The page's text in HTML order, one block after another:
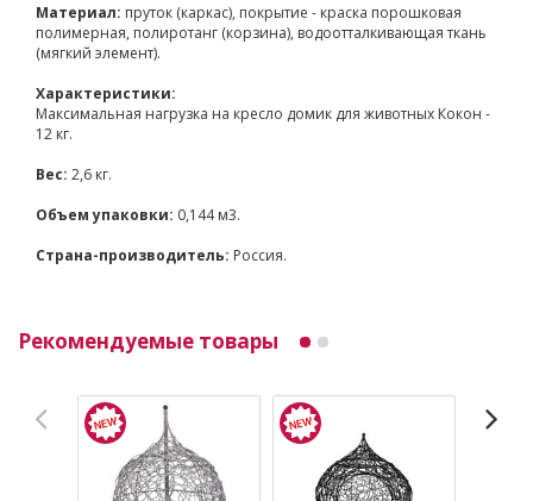
Материал: пруток (каркас), покрытие - краска порошковая
полимерная, полиротанг (корзина), водоотталкивающая ткань
(мягкий элемент).
Характеристики:
Максимальная нагрузка на кресло домик для животных Кокон -
12 кг.
Вес: 2,6 кг.
Объем упаковки: 0,144 м3.
Страна-производитель: Россия.
Рекомендуемые товары